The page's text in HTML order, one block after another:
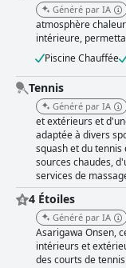
Généré par IA
atmosphère
intérieure,
Piscine Chauffée
Tennis
Généré par IA
et extérieurs et
adaptée à divers
squash et du
sources chaudes,
services de
4 Étoiles
Généré par IA
Asarigawa Onsen,
intérieurs et
des courts de